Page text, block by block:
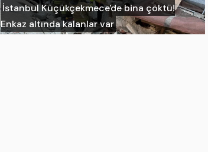
İstanbul Küçükçekmece'de bina çöktü!
Enkaz altında kalanlar var